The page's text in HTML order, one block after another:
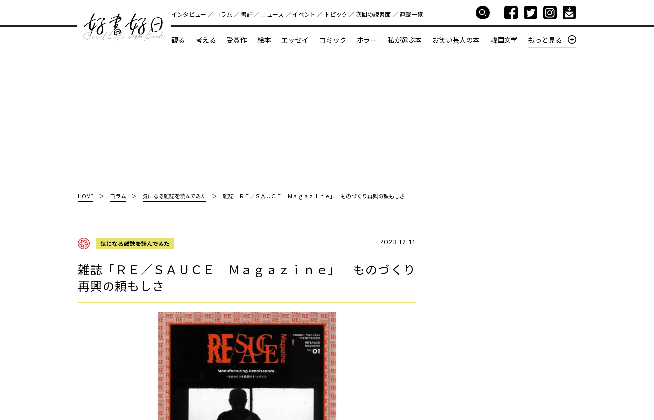
好書好日
インタビュー コラム 書評 ニュース イベント トピック 次回の読書⾯ 連載一覧
観る 考える 受賞作 絵本 エッセイ コミック ホラー 私が選ぶ本 お笑い芸人の本 韓国文学 もっと見る
HOME コラム 気になる雑誌を読んでみた 雑誌「ＲＥ／ＳＡＵＣＥ Ｍａｇａｚｉｎｅ」 ものづくり再興の頼もしさ
気になる雑誌を読んでみた 2023.12.11
雑誌「ＲＥ／ＳＡＵＣＥ Ｍａｇａｚｉｎｅ」 ものづくり
再興の頼もしさ